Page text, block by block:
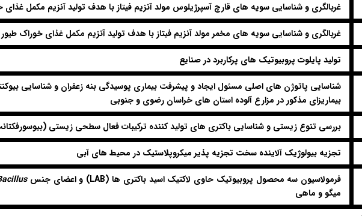
غربالگری و شناسایی سویه های قارچ آسپرژیلوس مولد آنزیم فیتاز با هدف تولید آنزیم مکمل غذای
غربالگری و شناسایی سویه های مخمر مولد آنزیم فیتاز با هدف تولید آنزیم مکمل غذای خوراک طیور
تولید پایلوت پروبیوتیک های پرکاربرد در صنایع
شناسایی پاتوژن های اصلی مسئول ایجاد و پیشرفت بیماری پوسیدگی بنه زعفران و شناسایی
بیماریزای مذکور در مزارع آلوده استان های خراسان رضوی و جنوبی
بررسی تنوع زیستی و شناسایی باکتری های تولید کننده ترکیبات فعال سطحی زیستی
تجزیه بیولوژیک آلاینده سخت تجزیه پذیر میکروپلاستیک در محیط های آبی
فرمولاسیون سه محصول پروبیوتیک حاوی لاکتیک اسید باکتری ها (LAB) و اعضای جنس
میگو و ماهی